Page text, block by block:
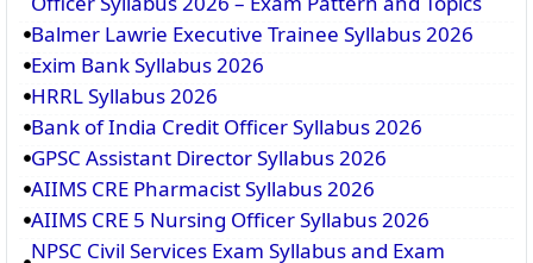
Balmer Lawrie Executive Trainee Syllabus 2026
Exim Bank Syllabus 2026
HRRL Syllabus 2026
Bank of India Credit Officer Syllabus 2026
GPSC Assistant Director Syllabus 2026
AIIMS CRE Pharmacist Syllabus 2026
AIIMS CRE 5 Nursing Officer Syllabus 2026
NPSC Civil Services Exam Syllabus and Exam